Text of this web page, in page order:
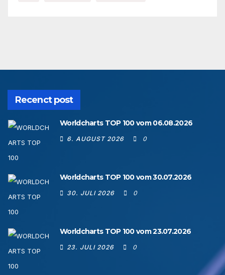
Recenct post
Worldcharts TOP 100 vom 06.08.2026
6. AUGUST 2026 0
Worldcharts TOP 100 vom 30.07.2026
30. JULI 2026 0
Worldcharts TOP 100 vom 23.07.2026
23. JULI 2026 0